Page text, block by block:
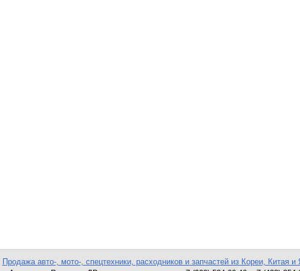
Продажа авто-, мото-, спецтехники, расходников и запчастей из Кореи, Китая и